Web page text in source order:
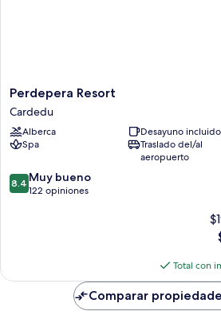
Perdepera
Resort
Cardedu
Perdepera Resort
Cardedu
Alberca
Desayuno incluido
Spa
Traslado del/al
aeropuerto
8.4
de
8.4 Muy bueno
122 opiniones
Total con
Comparar